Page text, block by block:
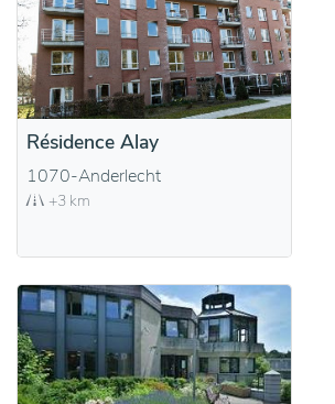
Résidence Alay
1070-Anderlecht
+3 km